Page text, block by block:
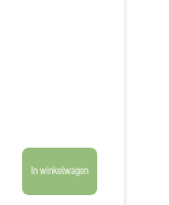
In winkelwagen